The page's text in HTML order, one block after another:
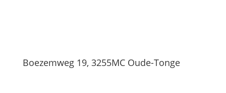
Boezemweg 19, 3255MC Oude-Tonge